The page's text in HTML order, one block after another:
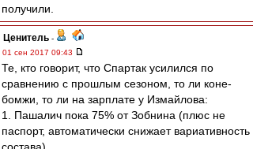
получили.
Ценитель -
01 сен 2017 09:43
Те, кто говорит, что Спартак усилился по
сравнению с прошлым сезоном, то ли коне-
бомжи, то ли на зарплате у Измайлова:
1. Пашалич пока 75% от Зобнина (плюс не
паспорт, автоматически снижает вариативность